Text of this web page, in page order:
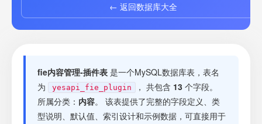
套餐
← 返回数据库大全
fie内容管理-插件表 是一个MySQL数据库表，表名
为
yesapi_fie_plugin ， 共包含 13 个字段。
所属分类： 内容。 该表提供了完整的字段定义、类
型说明、默认值、索引设计和示例数据，可直接用于